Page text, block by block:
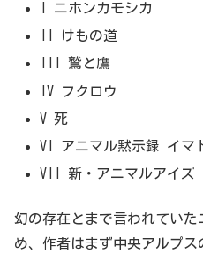
I ニホンカモシカ
II けもの道
III 鷲と鷹
IV フクロウ
V 死
VI アニマル黙示録 イマ
VII 新・アニマルアイズ
幻の存在とまで言われてい
め、作者はまず中央アルプ